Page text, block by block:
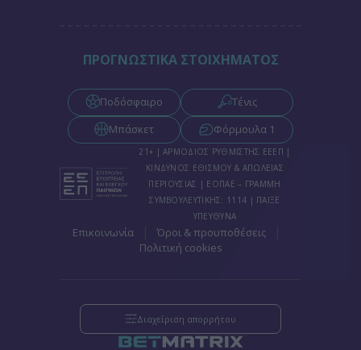
ΠΡΟΓΝΩΣΤΙΚΑ ΣΤΟΙΧΗΜΑΤΟΣ
Ποδόσφαιρο
Τένις
Μπάσκετ
Φόρμουλα 1
21+ | ΑΡΜΟΔΙΟΣ ΡΥΘΜΙΣΤΗΣ ΕΕΕΠ |
ΚΙΝΔΥΝΟΣ ΕΘΙΣΜΟΥ & ΑΠΩΛΕΙΑΣ
ΠΕΡΙΟΥΣΙΑΣ | ΕΟΠΑΕ – ΓΡΑΜΜΗ
ΣΥΜΒΟΥΛΕΥΤΙΚΗΣ: 1114 | ΠΑΙΞΕ
ΥΠΕΥΘΥΝΑ
Επικοινωνία Όροι & προυποθέσεις
Πολιτική cookies
Διαχείριση απορρήτου